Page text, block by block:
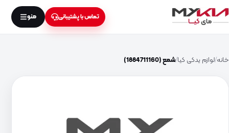
تماس با پشتیبانی منو
خانه لوازم یدکی کیا شمع (1884711160)